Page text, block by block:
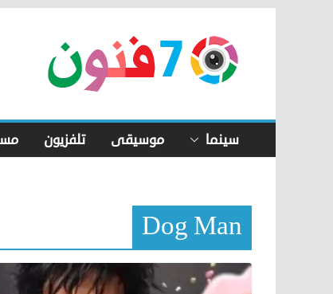
content
سينما موسيقى تلفزيون
Dog Man